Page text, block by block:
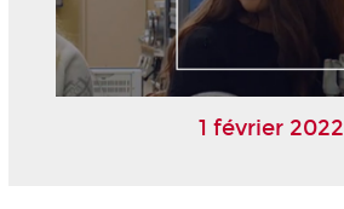
1 février 2022